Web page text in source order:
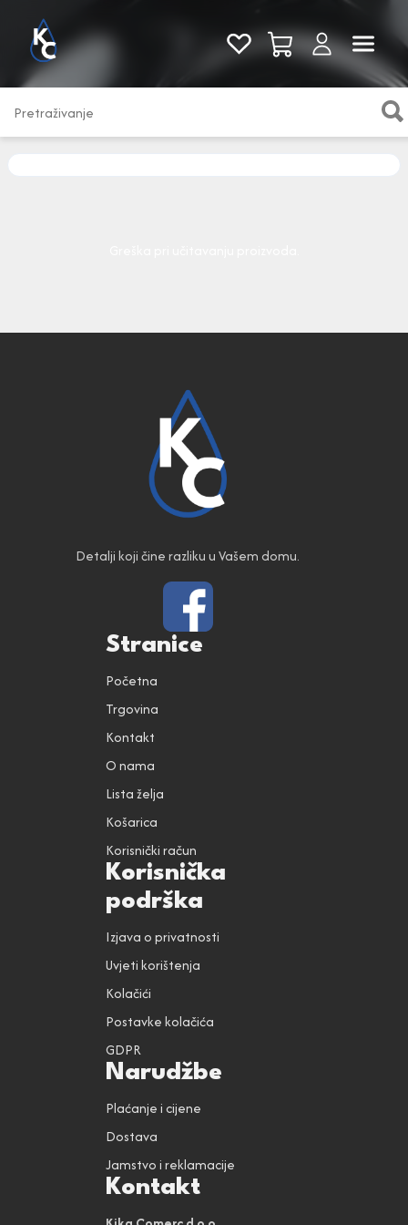
Pogledaj sve
Detalji koji čine razliku u Vašem domu.
Stranice
Početna
Trgovina
Kontakt
O nama
Lista želja
Košarica
Korisnički račun
Korisnička
podrška
Izjava o privatnosti
Uvjeti korištenja
Kolačići
Postavke kolačića
GDPR
Narudžbe
Plaćanje i cijene
Dostava
Jamstvo i reklamacije
Kontakt